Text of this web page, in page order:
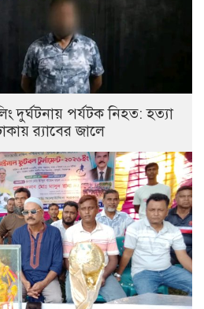
দুর্ঘটনায় পর্যটক নিহত: হত্যা
র‌্যাবের জালে